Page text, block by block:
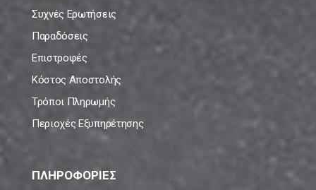
Συχνές Ερωτήσεις
Παραδόσεις
Επιστροφές
Κόστος Αποστολής
Τρόποι Πληρωμής
Περιοχές Εξυπηρέτησης
ΠΛΗΡΟΦΟΡΙΕΣ